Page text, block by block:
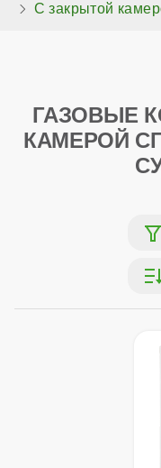
С закрытой
ГАЗОВЫЕ
КАМЕРОЙ